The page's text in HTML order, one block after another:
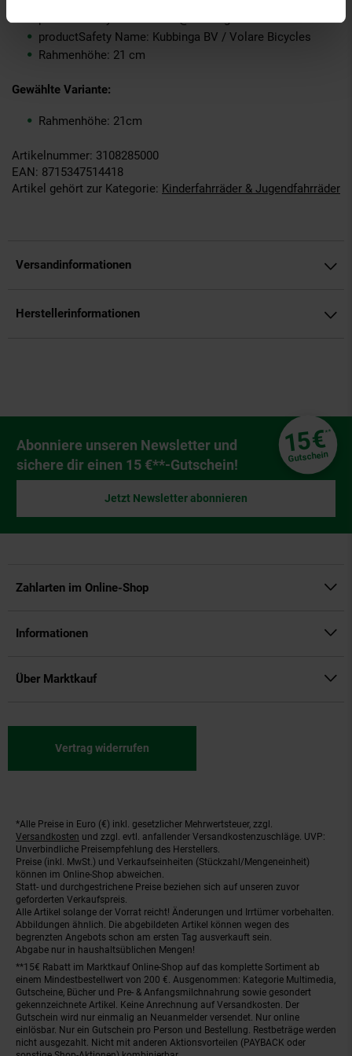
productSafety Email: sales@kubbinga.nl
productSafety Name: Kubbinga BV / Volare Bicycles
Rahmenhöhe: 21 cm
Gewählte Variante:
Rahmenhöhe: 21cm
Artikelnummer: 3108285000
EAN: 8715347514418
Artikel gehört zur Kategorie: Kinderfahrräder & Jugendfahrräder
Versandinformationen
Herstellerinformationen
Newsletter Anmeldung
Abonniere unseren Newsletter und
sichere dir einen 15 €**-Gutschein!
15€**
Gutschein
Jetzt Newsletter abonnieren
Zahlarten im Online-Shop
Informationen
Über Marktkauf
Vertrag widerrufen
Fußnoten
*Alle Preise in Euro (€) inkl. gesetzlicher Mehrwertsteuer, zzgl.
Versandkosten und zzgl. evtl. anfallender Versandkostenzuschläge. UVP:
Unverbindliche Preisempfehlung des Herstellers.
Preise (inkl. MwSt.) und Verkaufseinheiten (Stückzahl/Mengeneinheit)
können im Online-Shop abweichen.
Statt- und durchgestrichene Preise beziehen sich auf unseren zuvor
geforderten Verkaufspreis.
Alle Artikel solange der Vorrat reicht! Änderungen und Irrtümer vorbehalten.
Abbildungen ähnlich. Die abgebildeten Artikel können wegen des
begrenzten Angebots schon am ersten Tag ausverkauft sein.
Abgabe nur in haushaltsüblichen Mengen!
**15€ Rabatt im Marktkauf Online-Shop auf das komplette Sortiment ab
einem Mindestbestellwert von 200 €. Ausgenommen: Kategorie Multimedia,
Gutscheine, Bücher und Pre- & Anfangsmilchnahrung sowie gesondert
gekennzeichnete Artikel. Keine Anrechnung auf Versandkosten. Der
Gutschein wird nur einmalig an Neuanmelder versendet. Nur online
einlösbar. Nur ein Gutschein pro Person und Bestellung. Restbeträge werden
nicht ausgezahlt. Nicht mit anderen Aktionsvorteilen (PAYBACK oder